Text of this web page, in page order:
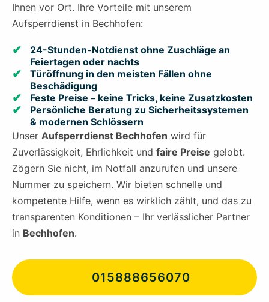
Ihnen vor Ort. Ihre Vorteile mit unserem
Aufsperrdienst in Bechhofen:
24-Stunden-Notdienst ohne Zuschläge an
Feiertagen oder nachts
Türöffnung in den meisten Fällen ohne
Beschädigung
Feste Preise – keine Tricks, keine Zusatzkosten
Persönliche Beratung zu Sicherheitssystemen
& modernen Schlössern
Unser Aufsperrdienst Bechhofen wird für
Zuverlässigkeit, Ehrlichkeit und faire Preise gelobt.
Zögern Sie nicht, im Notfall anzurufen und unsere
Nummer zu speichern. Wir bieten schnelle und
kompetente Hilfe, wenn es wirklich zählt, und das zu
transparenten Konditionen – Ihr verlässlicher Partner
in Bechhofen.
015888656070